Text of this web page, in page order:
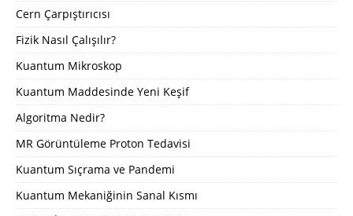
Cern Çarpıştırıcısı
Fizik Nasıl Çalışılır?
Kuantum Mikroskop
Kuantum Maddesinde Yeni Keşif
Algoritma Nedir?
MR Görüntüleme Proton Tedavisi
Kuantum Sıçrama ve Pandemi
Kuantum Mekaniğinin Sanal Kısmı